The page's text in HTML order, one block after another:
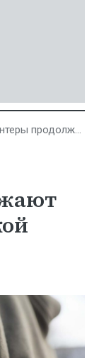
Херсонской области